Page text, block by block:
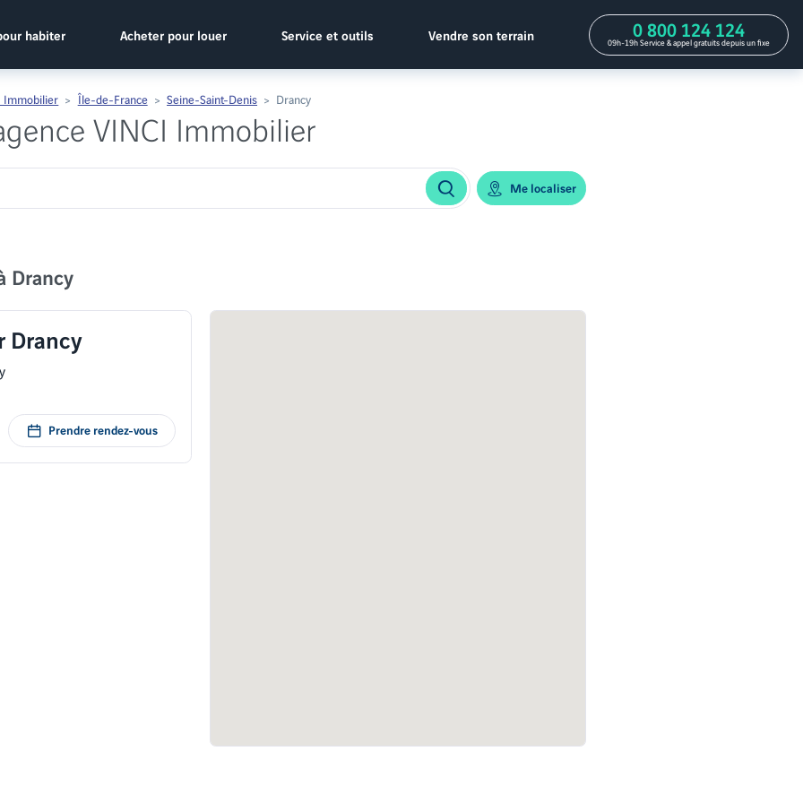
habiter Acheter pour louer Service et outils Vendre son terrain 0 800 124 124
09h-19h Service & appel gratuits depuis un fixe
Immobilier Île-de-France Seine-Saint-Denis Drancy
VINCI Immobilier
Me localiser
Drancy
Drancy
Prendre rendez-vous